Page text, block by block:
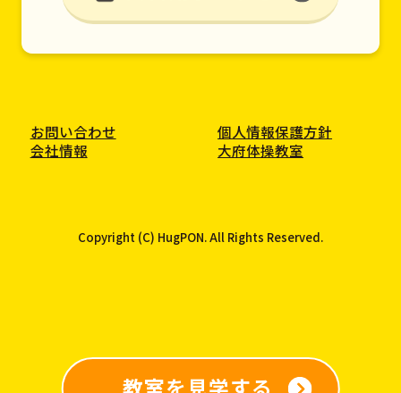
お問い合わせ
個人情報保護方針
会社情報
大府体操教室
Copyright (C) HugPON. All Rights Reserved.
教室を見学する